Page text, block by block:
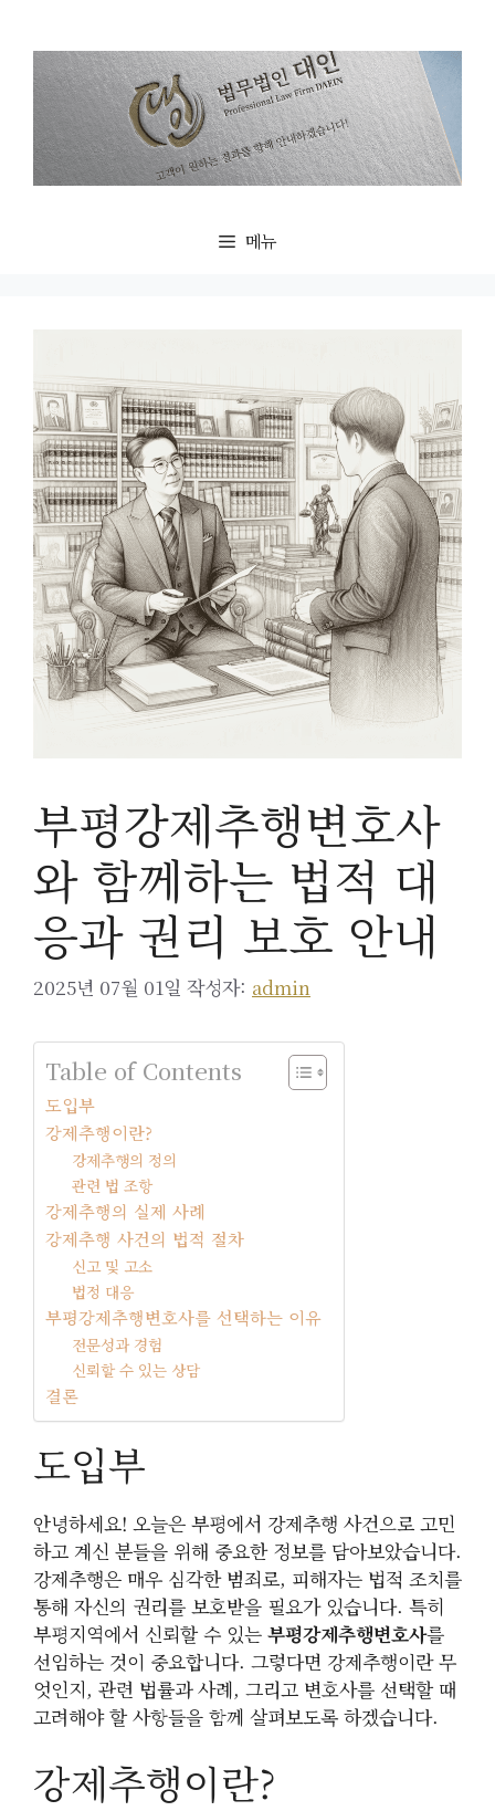
메뉴
부평강제추행변호사
와 함께하는 법적 대
응과 권리 보호 안내
2025년 07월 01일 작성자: admin
Table of Contents
도입부
강제추행이란?
강제추행의 정의
관련 법 조항
강제추행의 실제 사례
강제추행 사건의 법적 절차
신고 및 고소
법정 대응
부평강제추행변호사를 선택하는 이유
전문성과 경험
신뢰할 수 있는 상담
결론
도입부
안녕하세요! 오늘은 부평에서 강제추행 사건으로 고민
하고 계신 분들을 위해 중요한 정보를 담아보았습니다.
강제추행은 매우 심각한 범죄로, 피해자는 법적 조치를
통해 자신의 권리를 보호받을 필요가 있습니다. 특히
부평지역에서 신뢰할 수 있는 부평강제추행변호사를
선임하는 것이 중요합니다. 그렇다면 강제추행이란 무
엇인지, 관련 법률과 사례, 그리고 변호사를 선택할 때
고려해야 할 사항들을 함께 살펴보도록 하겠습니다.
강제추행이란?